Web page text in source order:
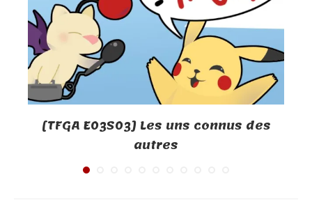
[TFGA E03S03] Les uns connus des
autres